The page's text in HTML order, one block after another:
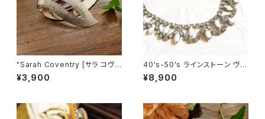
"Sarah Coventry [サラ コヴェ
ントリー]" 1960年 "SATIN FL
AME" シルバーの大きなヴィン
¥3,900
40's-50's ラインストーン ヴィ
¥8,900